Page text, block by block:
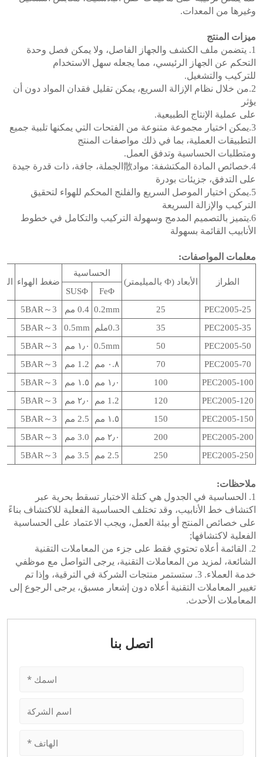
وغيرها من المعدات.
ميزات المنتج
1. يتضمن ملف الكشف والجهاز الفاصل، ولا يمكن فصل وحدة
التحكم عن الجهاز الرئيسي، مما يجعله سهل الاستخدام
للتركيب والتشغيل.
2.من خلال نظام الإزالة السريع، يمكن تقليل فقدان المواد دون أن
يؤثر
على عملية الإنتاج الطبيعية.
3.يمكن اختيار مجموعة متنوعة من الفتحات التي يمكنها تلبية جميع
التطبيقات العملية، بما في ذلك مواصفات المنتج
ومتطلبات الحساسية وتدفق العمل.
4.خصائص المادة المكتشفة: مواد散الجملة، جافة، ذات قدرة جيدة
على التدفق، جزيئات بودرة
5.يمكن اختيار الموصل السريع والفلنج المحكم للهواء لتحقيق
التركيب والإزالة السريعة
6.يتميز بالتصميم المدمج وسهولة التركيب والتكامل في خطوط
الأنابيب القائمة بسهولة
معلمات المواصفات:
الطراز الأبعاد (Ф بالميليمتر)
الحساسية
ضغط الهواء
FeΦ
SUSΦ
PEC2005-25
25
0.2mm 0.4 مم
3～5BAR
PEC2005-35
35 0.3ملم 0.5mm
3～5BAR
PEC2005-50
50
0.5mm ١٫٠ مم
3～5BAR
PEC2005-70
70 ٠.٨ مم 1.2 مم
3～5BAR
PEC2005-100
100 ١٫٠ مم ١.٥ مم
3～5BAR
PEC2005-120
120 1.2 مم ٢٫٠ مم
3～5BAR
PEC2005-150
150 ١.٥ مم 2.5 مم
3～5BAR
PEC2005-200
200 ٢٫٠ مم 3.0 مم
3～5BAR
PEC2005-250
250 2.5 مم 3.5 مم 3～5BAR
ملاحظات:
1. الحساسية في الجدول هي كتلة الاختبار تسقط بحرية عبر
اكتشاف خط الأنابيب، وقد تختلف الحساسية الفعلية للاكتشاف بناءً
على خصائص المنتج أو بيئة العمل، ويجب الاعتماد على الحساسية
الفعلية لاكتشافها;
2. القائمة أعلاه تحتوي فقط على جزء من المعاملات التقنية
الشائعة، لمزيد من المعاملات التقنية، يرجى التواصل مع موظفي
خدمة العملاء. 3. ستستمر منتجات الشركة في الترقية، وإذا تم
تغيير المعاملات التقنية أعلاه دون إشعار مسبق، يرجى الرجوع إلى
المعاملات الأحدث.
اتصل بنا